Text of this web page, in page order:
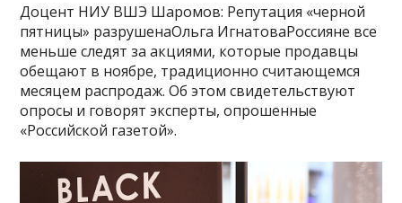
Доцент НИУ ВШЭ Шаромов: Репутация «черной
пятницы» разрушенаОльга ИгнатоваРоссияне все
меньше следят за акциями, которые продавцы
обещают в ноябре, традиционно считающемся
месяцем распродаж. Об этом свидетельствуют
опросы и говорят эксперты, опрошенные
«Российской газетой».